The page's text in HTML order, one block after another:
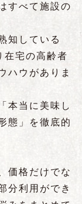
すべて施設の
知している
在宅の高齢者
ハウがありま
本当に美味し
態」を徹底的
価格だけでな
分利用ができ